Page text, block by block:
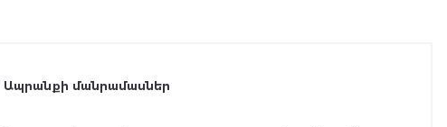
Ապրանքի մանրամասներ